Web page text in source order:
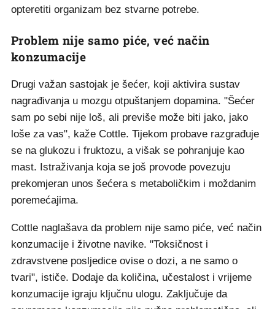
opteretiti organizam bez stvarne potrebe.
Problem nije samo piće, već način
konzumacije
Drugi važan sastojak je šećer, koji aktivira sustav
nagrađivanja u mozgu otpuštanjem dopamina. "Šećer
sam po sebi nije loš, ali previše može biti jako, jako
loše za vas", kaže Cottle. Tijekom probave razgrađuje
se na glukozu i fruktozu, a višak se pohranjuje kao
mast. Istraživanja koja se još provode povezuju
prekomjeran unos šećera s metaboličkim i moždanim
poremećajima.
Cottle naglašava da problem nije samo piće, već način
konzumacije i životne navike. "Toksičnost i
zdravstvene posljedice ovise o dozi, a ne samo o
tvari", ističe. Dodaje da količina, učestalost i vrijeme
konzumacije igraju ključnu ulogu. Zaključuje da